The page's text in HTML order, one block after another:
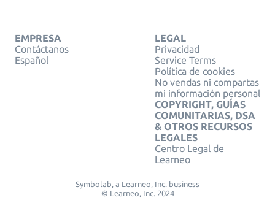
EMPRESA
Contáctanos
Español
LEGAL
Privacidad
Service Terms
Política de cookies
No vendas ni compartas
mi información personal
COPYRIGHT, GUÍAS
COMUNITARIAS, DSA
& OTROS RECURSOS
LEGALES
Centro Legal de
Learneo
Symbolab, a Learneo, Inc. business
© Learneo, Inc. 2024